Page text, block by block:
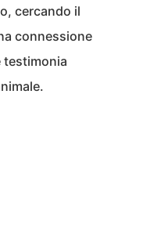
cercando il
connessione
testimonia